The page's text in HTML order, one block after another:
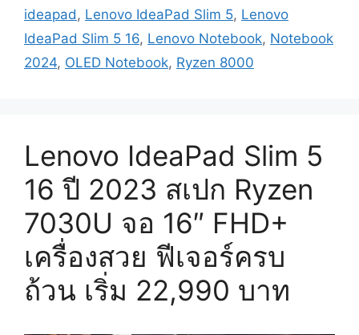
ideapad, Lenovo IdeaPad Slim 5, Lenovo
IdeaPad Slim 5 16, Lenovo Notebook, Notebook
2024, OLED Notebook, Ryzen 8000
Lenovo IdeaPad Slim 5
16 ปี 2023 สเปก Ryzen
7030U จอ 16″ FHD+
เครื่องสวย ฟีเจอร์ครบ
ถ้วน เริ่ม 22,990 บาท